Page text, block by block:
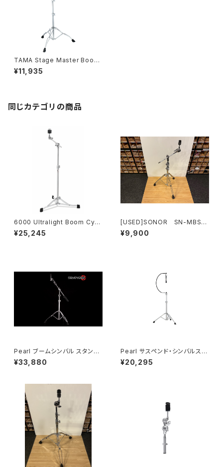
TAMA Stage Master Boom
Cymbal Stand HC43BWN
¥11,935
同じカテゴリの商品
6000 Ultralight Boom Cym
¥25,245
[USED]SONOR SN-MBS4
000 ブームシンバル スタンド
¥9,900
Pearl ブームシンバル スタンド
BC-2030
¥33,880
Pearl サスペンド・シンバルスタ
ンド C-1030SC
¥20,295